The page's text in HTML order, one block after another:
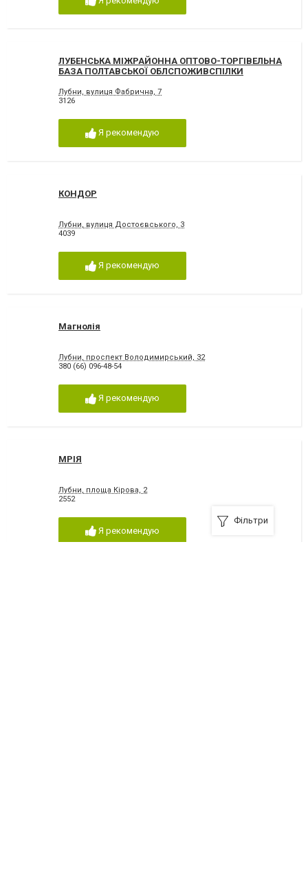
ЛУБЕНСЬКА МІЖРАЙОННА ОПТОВО-ТОРГІВЕЛЬНА
БАЗА ПОЛТАВСЬКОЇ ОБЛСПОЖИВСПІЛКИ
Лубни, вулиця Фабрична, 7
3126
Я рекомендую
КОНДОР
Лубни, вулиця Достоєвського, 3
4039
Я рекомендую
Магнолія
Лубни, проспект Володимирський, 32
380 (66) 096-48-54
Я рекомендую
МРІЯ
Лубни, площа Кірова, 2
2552
Я рекомендую
Фільтри